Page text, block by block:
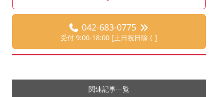
042-683-0775
受付 9:00-18:00 [土日祝日除く]
関連記事一覧